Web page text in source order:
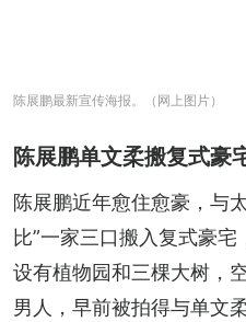
陈展鹏最新宣传海报。（网上图片）
陈展鹏单文柔搬复式豪
陈展鹏近年愈住愈豪，与
比”一家三口搬入复式豪
设有植物园和三棵大树，
男人，早前被拍得与单文